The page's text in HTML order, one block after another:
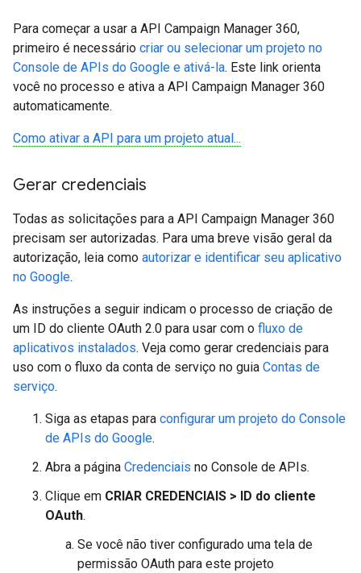
Para começar a usar a API Campaign Manager 360,
primeiro é necessário criar ou selecionar um projeto no
Console de APIs do Google e ativá-la. Este link orienta
você no processo e ativa a API Campaign Manager 360
automaticamente.
Como ativar a API para um projeto atual...
Gerar credenciais
Todas as solicitações para a API Campaign Manager 360
precisam ser autorizadas. Para uma breve visão geral da
autorização, leia como autorizar e identificar seu aplicativo
no Google.
As instruções a seguir indicam o processo de criação de
um ID do cliente OAuth 2.0 para usar com o fluxo de
aplicativos instalados. Veja como gerar credenciais para
uso com o fluxo da conta de serviço no guia Contas de
serviço.
Siga as etapas para configurar um projeto do Console
de APIs do Google.
Abra a página Credenciais no Console de APIs.
Clique em CRIAR CREDENCIAIS > ID do cliente
OAuth.
Se você não tiver configurado uma tela de
permissão OAuth para este projeto